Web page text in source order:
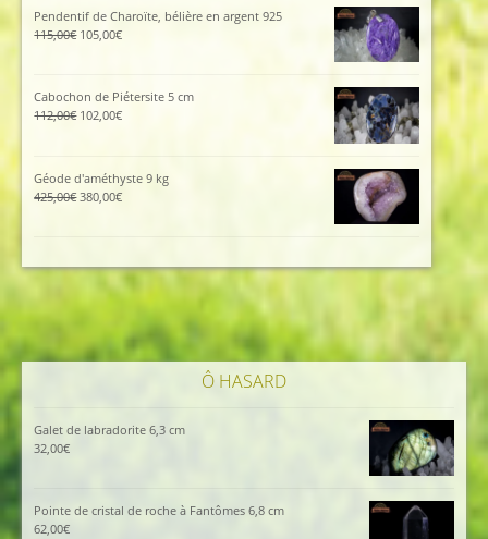
185,00€.129,00€.
Pendentif de Charoïte, bélière en argent 925
115,00€ Le
115,00€.
105,00€Le
est :
105,00€.
Cabochon de Piétersite 5 cm
112,00€ Le
était :
112,00€.
102,00€Le
102,00€.
Géode d'améthyste 9 kg
425,00€ Le
425,00€.
380,00€Le
380,00€.
Ô HASARD
Galet de labradorite 6,3 cm
32,00€
Pointe de cristal de roche à Fantômes 6,8 cm
62,00€